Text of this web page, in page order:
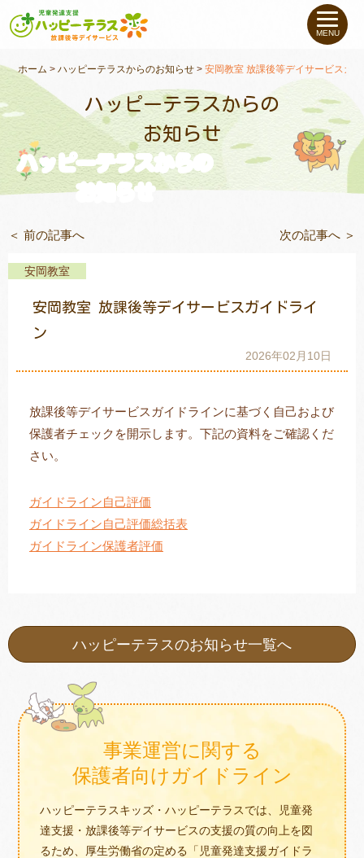
私たちについて
未就学のお子さま（０〜６才）
小学生〜高校生の お子さま
支援事例
教室一覧
トレキング DIDIM
MENU
ホーム >ハッピーテラスからのお知らせ >安岡教室 放課後等デイサービスガ
ハッピーテラスからの
お知らせ
ハッピーテラスからの
お知らせ
＜ 前の記事へ 次の記事へ ＞
安岡教室
安岡教室 放課後等デイサービスガイドライ
ン
2026年02月10日
放課後等デイサービスガイドラインに基づく自己および
保護者チェックを開示します。下記の資料をご確認くだ
さい。
ガイドライン自己評価
ガイドライン自己評価総括表
ガイドライン保護者評価
ハッピーテラスのお知らせ一覧へ
事業運営に関する
保護者向けガイドライン
ハッピーテラスキッズ・ハッピーテラスでは、児童発
達支援・放課後等デイサービスの支援の質の向上を図
るため、厚生労働省の定める「児童発達支援ガイドラ